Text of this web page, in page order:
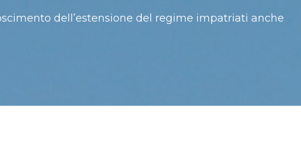
dell’estensione del regime impatriati anche